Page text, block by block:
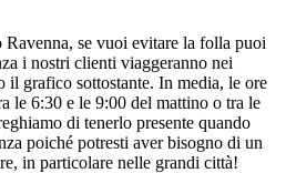
se vuoi evitare la folla puoi
i nostri clienti viaggeranno nei
grafico sottostante. In media, le ore
le 6:30 e le 9:00 del mattino o tra le
di tenerlo presente quando
poiché potresti aver bisogno di un
in particolare nelle grandi città!